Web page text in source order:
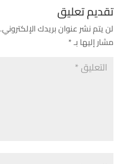
تقديم تعليق
لن يتم نشر عنوان بريدك الإلكتروني.
مشار إليها بـ*